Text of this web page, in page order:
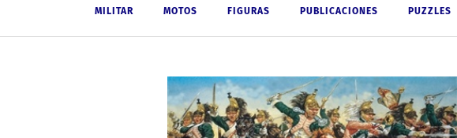
MILITAR MOTOS FIGURAS PUBLICACIONES PUZZLES